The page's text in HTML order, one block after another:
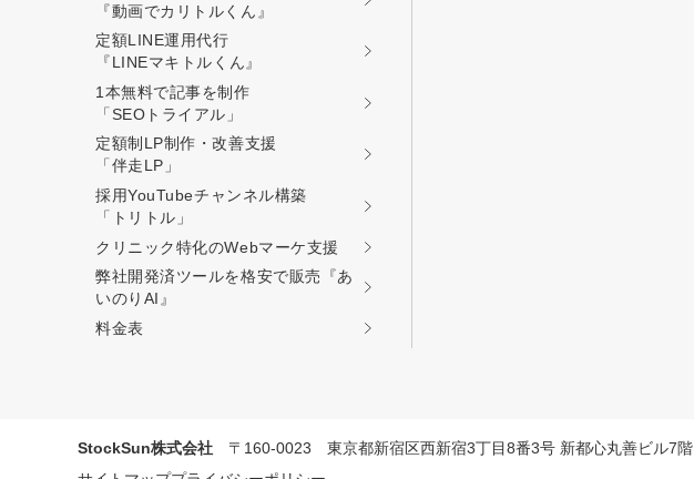
『動画でカリトルくん』
定額LINE運用代行
『LINEマキトルくん』
1本無料で記事を制作
「SEOトライアル」
定額制LP制作・改善支援
「伴走LP」
採用YouTubeチャンネル構築
「トリトル」
クリニック特化のWebマーケ支援
弊社開発済ツールを格安で販売『あ
いのりAI』
料金表
StockSun株式会社
〒160-0023 東京都新宿区西新宿3丁目8番3号 新都心丸善ビル7階